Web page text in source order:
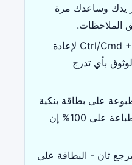
وساعدك مرة
الملاحظات.
على الشاشة، اضغط Ctrl/Cmd + 0 لإعادة
قبل الوثوق بأي تدرج
على بطاقة بنكية
قبل استخدامها؛ وأعد الطباعة على 100% إن
ثان - البطاقة على